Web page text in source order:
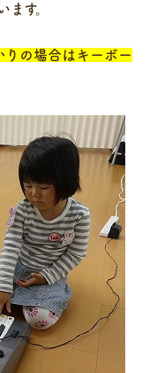
す。
りの場合はキーボー